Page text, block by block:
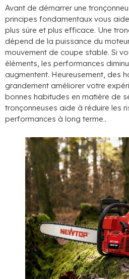
Avant de démarrer une
principes fondamentaux vous
plus sûre et plus efficace. Une
dépend de la puissance du
mouvement de coupe stable. Si
éléments, les performances
augmentent. Heureusement, des
grandement améliorer votre
bonnes habitudes en matière de
tronçonneuses aide à réduire les
performances à long terme..